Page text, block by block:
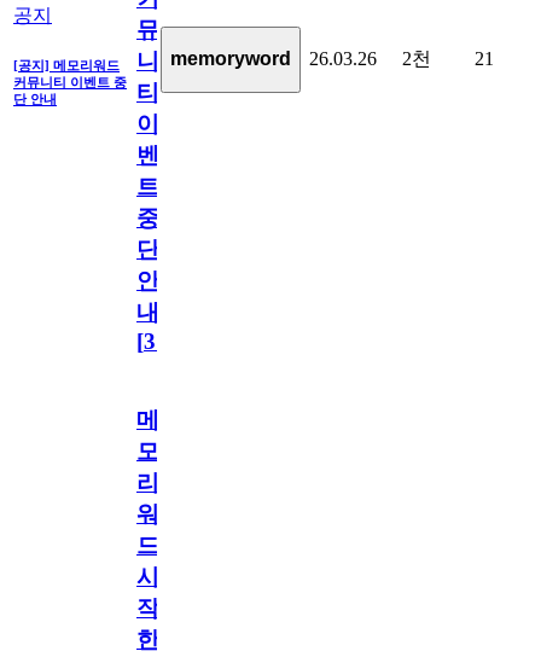
공지
[공지] 메모리워드
커뮤니티 이벤트 중
단 안내
뮤
니
티
이
벤
트
중
단
안
내
[31
memoryword 26.03.26 2천 21
메
모
리
워
드
시
작
한